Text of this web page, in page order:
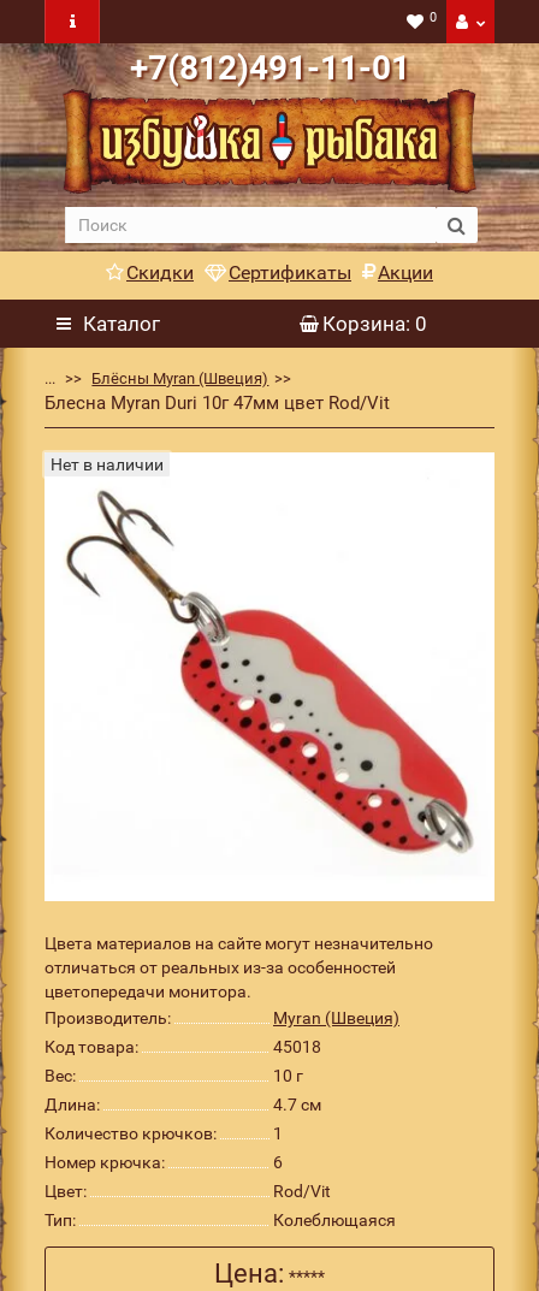
0
+7(812)491-11-01
Скидки Сертификаты Акции
Каталог Корзина: 0
... Блёсны Myran (Швеция)
Блесна Myran Duri 10г 47мм цвет Rod/Vit
Нет в наличии
Цвета материалов на сайте могут незначительно
отличаться от реальных из-за особенностей
цветопередачи монитора.
Производитель:
Myran (Швеция)
Код товара:
45018
Вес:
10 г
Длина:
4.7 см
Количество крючков:
1
Номер крючка:
6
Цвет:
Rod/Vit
Тип:
Колеблющаяся
Цена: *****